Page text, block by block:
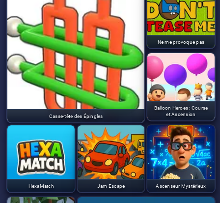
Casse-tête des Épingles
Ne me provoque pas
Balloon Heroes : Course
et Ascension
HexaMatch Jam Escape Ascenseur Mystérieux